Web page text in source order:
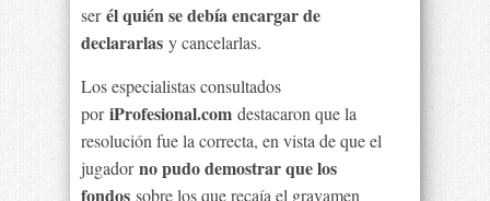
serél quién se debía encargar de
declararlas y cancelarlas.
Los especialistas consultados
poriProfesional.com destacaron que la
resolución fue la correcta, en vista de que el
jugadorno pudo demostrar que los
fondos sobre los que recaía el gravamen